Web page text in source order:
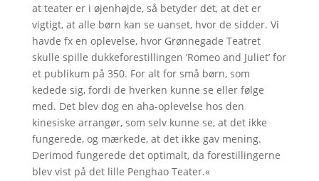
at teater er i øjenhøjde, så betyder det, at det er
vigtigt, at alle børn kan se uanset, hvor de sidder. Vi
havde fx en oplevelse, hvor Grønnegade Teatret
skulle spille dukkeforestillingen ’Romeo and Juliet’ for
et publikum på 350. For alt for små børn, som
kedede sig, fordi de hverken kunne se eller følge
med. Det blev dog en aha-oplevelse hos den
kinesiske arrangør, som selv kunne se, at det ikke
fungerede, og mærkede, at det ikke gav mening.
Derimod fungerede det optimalt, da forestillingerne
blev vist på det lille Penghao Teater.«